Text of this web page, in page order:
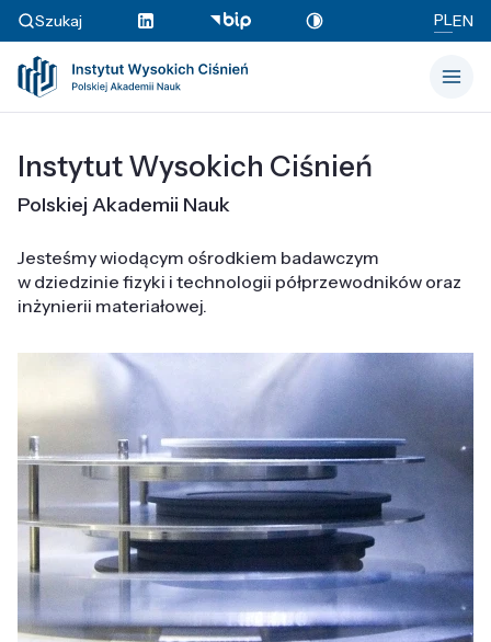
Szukaj PLEN
Instytut Wysokich Ciśnień
Polskiej Akademii Nauk
Jesteśmy wiodącym ośrodkiem badawczym
w dziedzinie fizyki i technologii półprzewodników oraz
inżynierii materiałowej.